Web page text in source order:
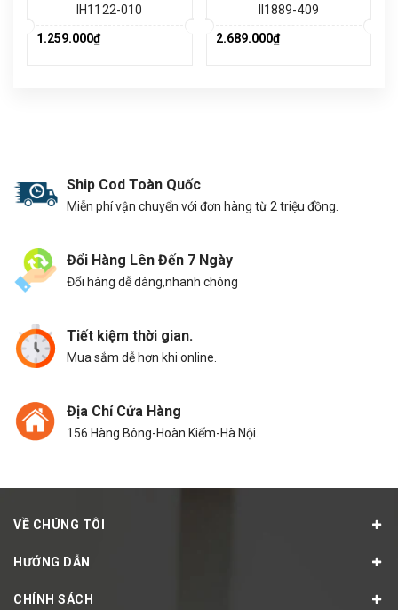
IH1122-010
1.259.000₫
II1889-409
2.689.000₫
Ship Cod Toàn Quốc
Miễn phí vận chuyển với đơn hàng từ 2 triệu đồng.
Đổi Hàng Lên Đến 7 Ngày
Đổi hàng dễ dàng,nhanh chóng
Tiết kiệm thời gian.
Mua sắm dễ hơn khi online.
Địa Chỉ Cửa Hàng
156 Hàng Bông-Hoàn Kiếm-Hà Nội.
VỀ CHÚNG TÔI
HƯỚNG DẪN
CHÍNH SÁCH